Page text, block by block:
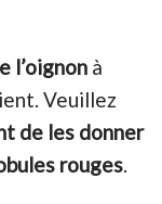
l’oignon à
Veuillez
de les donner
rouges.